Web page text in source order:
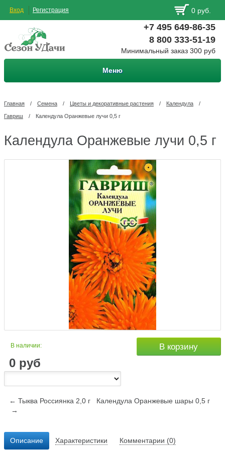
Вход Регистрация 0 руб.
+7 495 649-86-35
8 800 333-51-19
Минимальный заказ 300 руб
Меню
Главная / Семена / Цветы и декоративные растения / Календула /
Гавриш / Календула Оранжевые лучи 0,5 г
Календула Оранжевые лучи 0,5 г
В наличии:
0 руб
В корзину
← Тыква Россиянка 2,0 г
Календула Оранжевые шары 0,5 г
→
Описание Характеристики Комментарии (0)